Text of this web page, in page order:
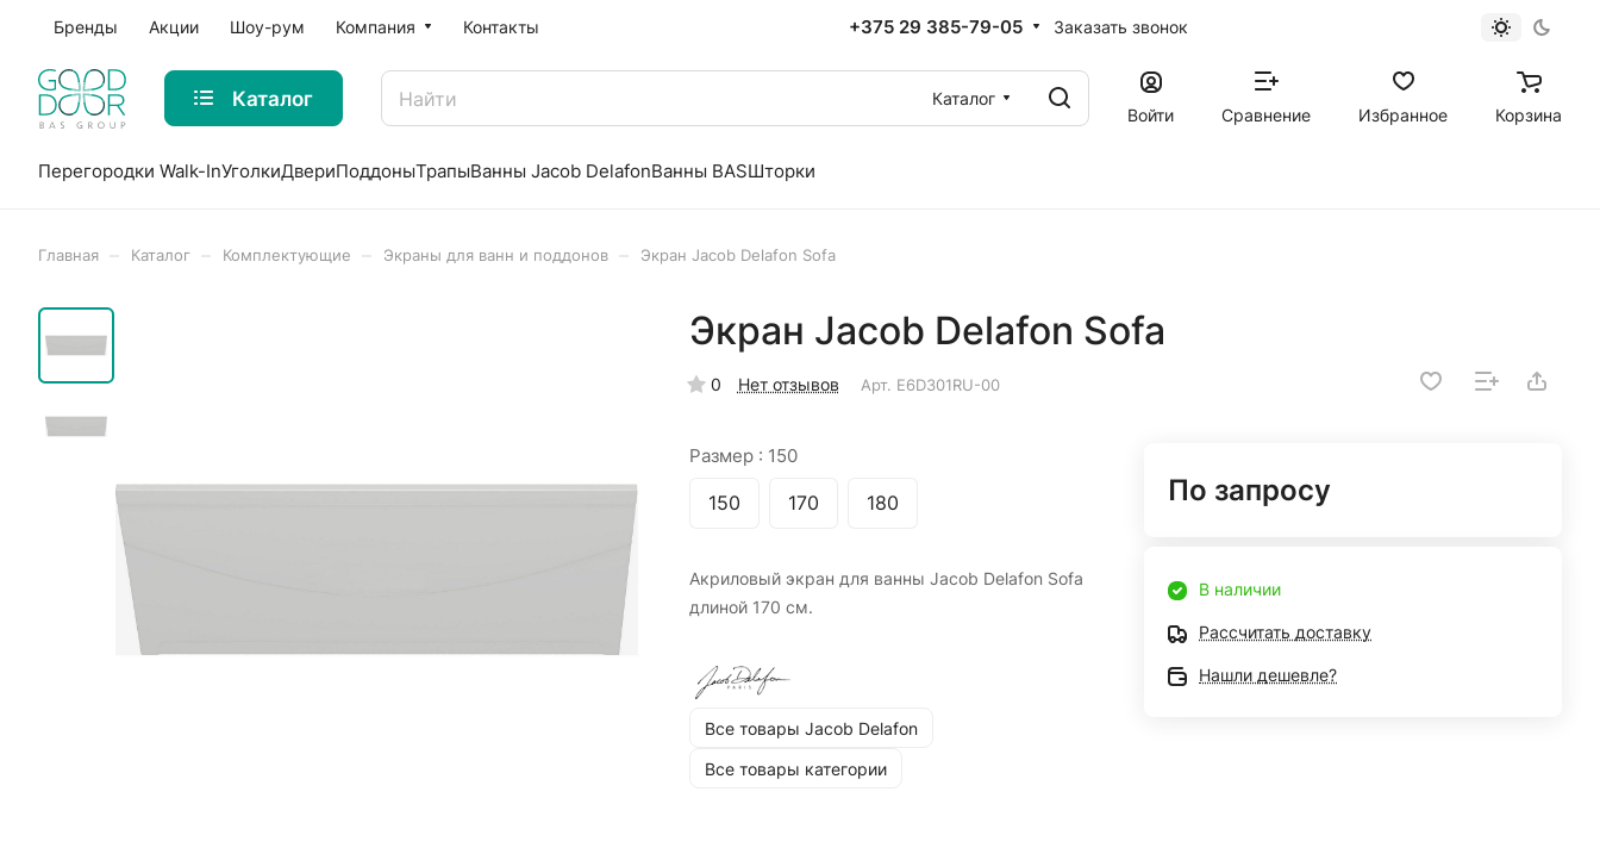
Бренды Акции Шоу-рум Компания Контакты +375 29 385-79-05 Заказать звонок
Каталог
Каталог
Войти
Сравнение Избранное Корзина
Перегородки Walk-InУголкиДвериПоддоныТрапыВанны Jacob DelafonВанны BASШторки
Главная Каталог Комплектующие Экраны для ванн и поддонов Экран Jacob Delafon Sofa
Экран Jacob Delafon Sofa
0 Нет отзывов Арт. E6D301RU-00
Размер : 150
150 170 180
Акриловый экран для ванны Jacob Delafon Sofa
длиной 170 см.
Все товары Jacob Delafon
Все товары категории
По запросу
В наличии
Рассчитать доставку
Нашли дешевле?